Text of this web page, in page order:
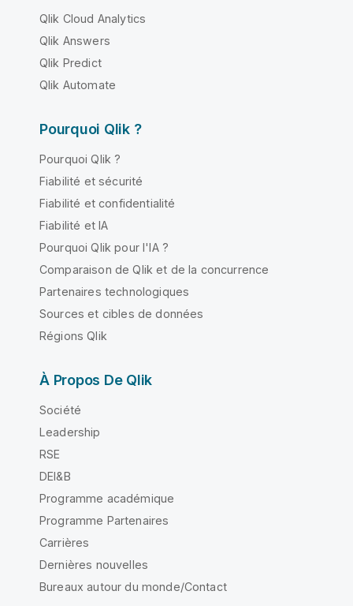
Qlik Cloud Analytics
Qlik Answers
Qlik Predict
Qlik Automate
Pourquoi Qlik ?
Pourquoi Qlik ?
Fiabilité et sécurité
Fiabilité et confidentialité
Fiabilité et IA
Pourquoi Qlik pour l'IA ?
Comparaison de Qlik et de la concurrence
Partenaires technologiques
Sources et cibles de données
Régions Qlik
À Propos De Qlik
Société
Leadership
RSE
DEI&B
Programme académique
Programme Partenaires
Carrières
Dernières nouvelles
Bureaux autour du monde/Contact